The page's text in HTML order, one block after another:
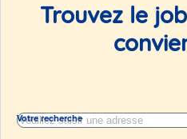
Trouvez le
Votre recherche